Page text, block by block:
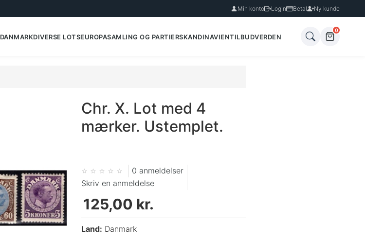
Min konto Login Betal Ny kunde
DANMARKDIVERSE LOTSEUROPASAMLING OG PARTIERSKANDINAVIENTILBUDVERDEN
0
Chr. X. Lot med 4
mærker. Ustemplet.
0 anmeldelser
Skriv en anmeldelse
125,00 kr.
Land: Danmark